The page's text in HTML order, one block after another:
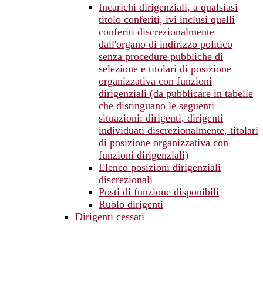
Incarichi dirigenziali, a qualsiasi
titolo conferiti, ivi inclusi quelli
conferiti discrezionalmente
dall'organo di indirizzo politico
senza procedure pubbliche di
selezione e titolari di posizione
organizzativa con funzioni
dirigenziali (da pubblicare in tabelle
che distinguano le seguenti
situazioni: dirigenti, dirigenti
individuati discrezionalmente, titolari
di posizione organizzativa con
funzioni dirigenziali)
Elenco posizioni dirigenziali
discrezionali
Posti di funzione disponibili
Ruolo dirigenti
Dirigenti cessati